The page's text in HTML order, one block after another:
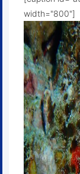
width="800"]